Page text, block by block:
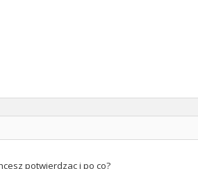
potwierdzac i po co?